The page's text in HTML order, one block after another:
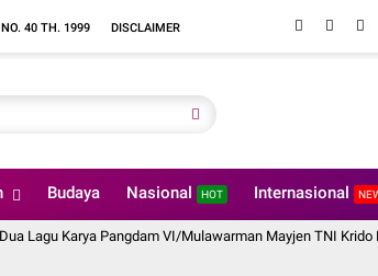
NO. 40 TH. 1999 DISCLAIMER
Budaya Nasional HOT Internasional
Pangdam VI/Mulawarman Mayjen TNI Krido Pramono